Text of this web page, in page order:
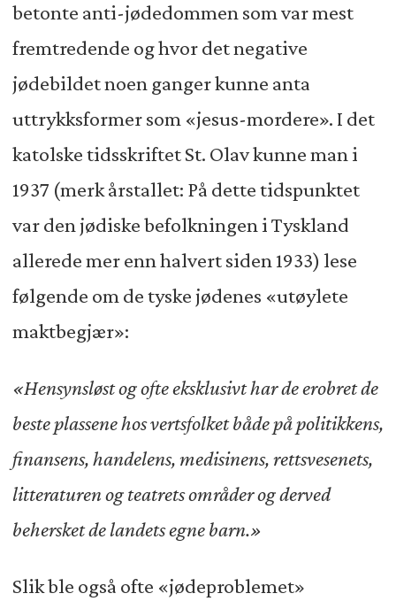
betonte anti-jødedommen som var mest
fremtredende og hvor det negative
jødebildet noen ganger kunne anta
uttrykksformer som «jesus-mordere». I det
katolske tidsskriftet St. Olav kunne man i
1937 (merk årstallet: På dette tidspunktet
var den jødiske befolkningen i Tyskland
allerede mer enn halvert siden 1933) lese
følgende om de tyske jødenes «utøylete
maktbegjær»:
«Hensynsløst og ofte eksklusivt har de erobret de
beste plassene hos vertsfolket både på politikkens,
finansens, handelens, medisinens, rettsvesenets,
litteraturen og teatrets områder og derved
behersket de landets egne barn.»
Slik ble også ofte «jødeproblemet»